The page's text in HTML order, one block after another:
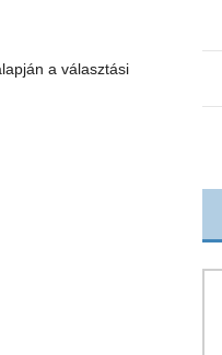
a választási